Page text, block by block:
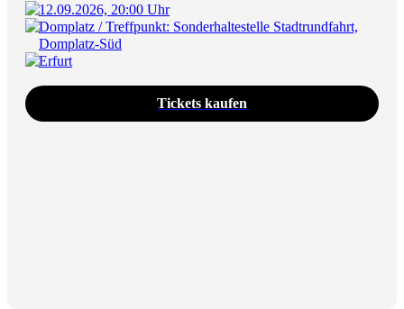
12.09.2026, 20:00 Uhr
Domplatz / Treffpunkt: Sonderhaltestelle Stadtrundfahrt,
Domplatz-Süd
Erfurt
Tickets kaufen